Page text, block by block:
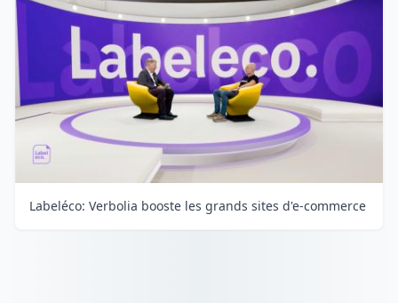
Labeléco: Verbolia booste les grands sites d'e-commerce